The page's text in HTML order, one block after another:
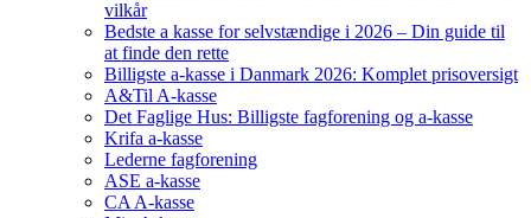
vilkår
Bedste a kasse for selvstændige i 2026 – Din guide til
at finde den rette
Billigste a-kasse i Danmark 2026: Komplet prisoversigt
A&Til A-kasse
Det Faglige Hus: Billigste fagforening og a-kasse
Krifa a-kasse
Lederne fagforening
ASE a-kasse
CA A-kasse